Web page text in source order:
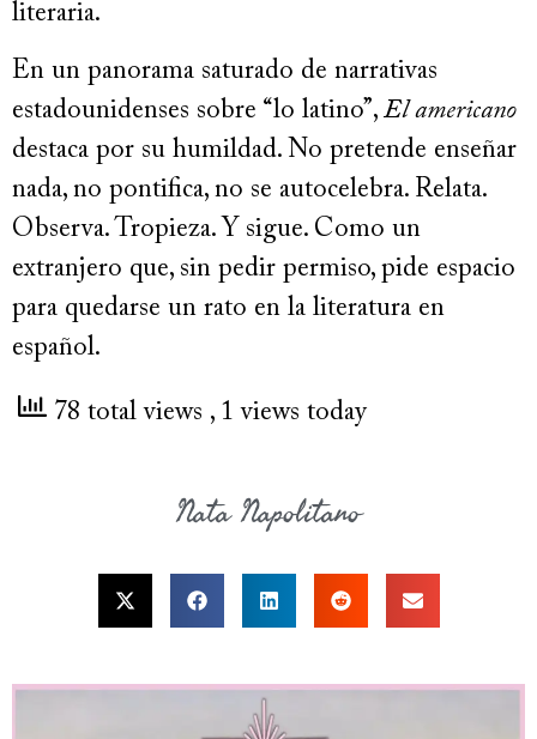
literaria.
En un panorama saturado de narrativas
estadounidenses sobre “lo latino”, El americano
destaca por su humildad. No pretende enseñar
nada, no pontifica, no se autocelebra. Relata.
Observa. Tropieza. Y sigue. Como un
extranjero que, sin pedir permiso, pide espacio
para quedarse un rato en la literatura en
español.
78 total views , 1 views today
Nata Napolitano